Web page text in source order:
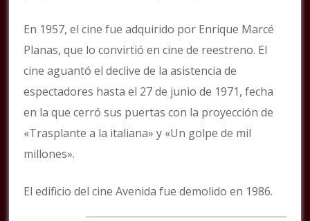
En 1957, el cine fue adquirido por Enrique Marcé
Planas, que lo convirtió en cine de reestreno. El
cine aguantó el declive de la asistencia de
espectadores hasta el 27 de junio de 1971, fecha
en la que cerró sus puertas con la proyección de
«Trasplante a la italiana» y «Un golpe de mil
millones».
El edificio del cine Avenida fue demolido en 1986.